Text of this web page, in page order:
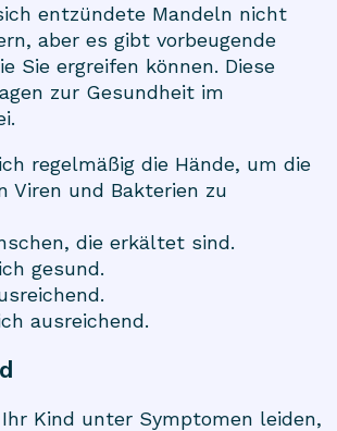
entzündete Mandeln nicht
aber es gibt vorbeugende
Sie ergreifen können. Diese
zur Gesundheit im
regelmäßig die Hände, um die
Viren und Bakterien zu
die erkältet sind.
gesund.
ausreichend.
Kind unter Symptomen leiden,